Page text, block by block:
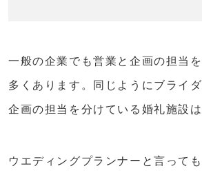
一般の企業でも営業と企画の担当
多くあります。同じようにブライ
企画の担当を分けている婚礼施設
ウエディングプランナーと言って